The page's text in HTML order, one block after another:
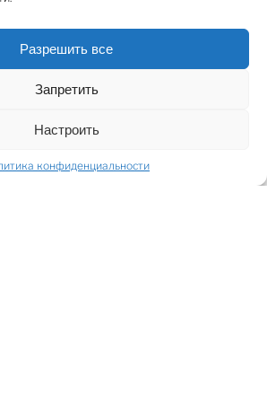
Разрешить все
Запретить
Настроить
конфиденциальности
квартиры составляет 171,8
площадь и 9,4 кв. м. балкон. В
подземная стоянка для двух